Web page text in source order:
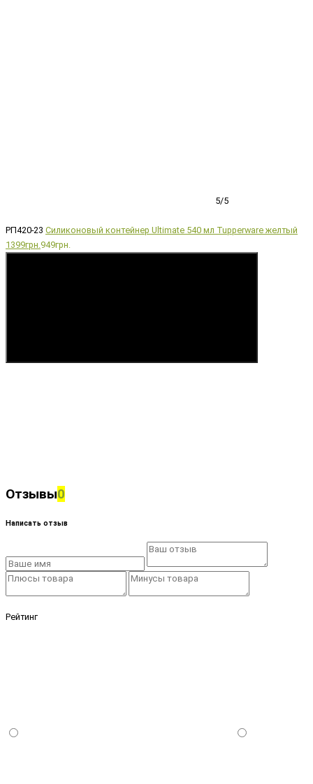
5/5
РП420-23 Силиконовый контейнер Ultimate 540 мл Tupperware желтый
1399грн.949грн.
Отзывы0
Написать отзыв
Рейтинг